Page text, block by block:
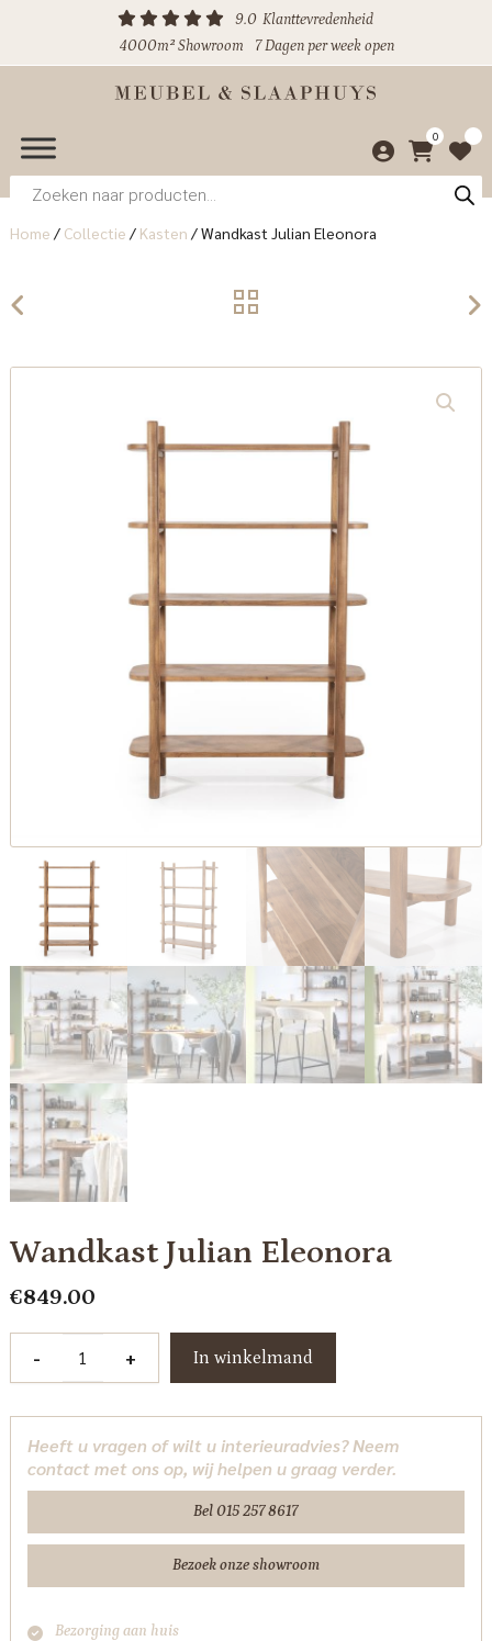
9.0 Klanttevredenheid
4000m² Showroom
7 Dagen per week open
0
Producten
zoeken
Home / Collectie / Kasten /Wandkast Julian Eleonora
Wandkast Julian Eleonora
€849.00
-
aantal
+ In winkelmand
Heeft u vragen of wilt u interieuradvies? Neem
contact met ons op, wij helpen u graag verder.
Bel 015 257 8617
Bezoek onze showroom
Bezorging aan huis